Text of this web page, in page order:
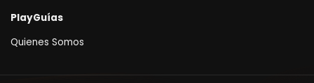
PlayGuías
Quienes Somos